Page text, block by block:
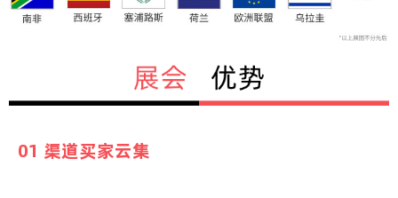
01 渠道买家云集